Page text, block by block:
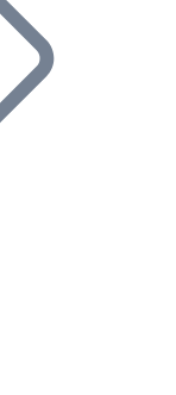
y permite que